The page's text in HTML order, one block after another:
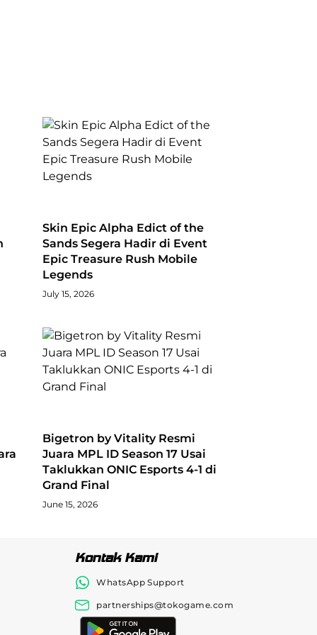
Skin Epic Alpha Edict of the
Sands Segera Hadir di Event
Epic Treasure Rush Mobile
Legends
July 15, 2026
Bigetron by Vitality Resmi
Juara MPL ID Season 17 Usai
Taklukkan ONIC Esports 4-1 di
Grand Final
June 15, 2026
Kontak Kami
WhatsApp Support
partnerships@tokogame.com